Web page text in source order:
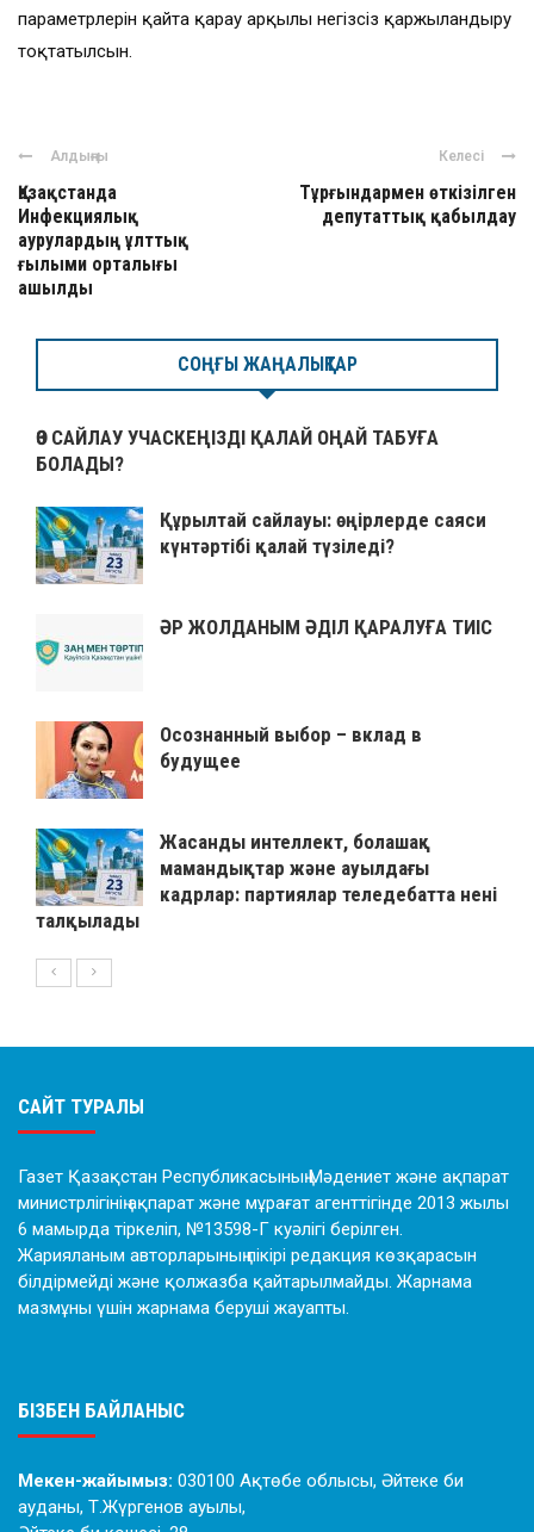
параметрлерін қайта қарау арқылы негізсіз қаржыландыру
тоқтатылсын.
Алдыңғы
Қазақстанда
Инфекциялық
аурулардың ұлттық
ғылыми орталығы
ашылды
Келесі
Тұрғындармен өткізілген
депутаттық қабылдау
СОҢҒЫ ЖАҢАЛЫҚТАР
ӨЗ САЙЛАУ УЧАСКЕҢІЗДІ ҚАЛАЙ ОҢАЙ ТАБУҒА
БОЛАДЫ?
Құрылтай сайлауы: өңірлерде саяси
күнтәртібі қалай түзіледі?
ӘР ЖОЛДАНЫМ ӘДІЛ ҚАРАЛУҒА ТИІС
Осознанный выбор – вклад в
будущее
Жасанды интеллект, болашақ
мамандықтар және ауылдағы
кадрлар: партиялар теледебатта нені
талқылады
САЙТ ТУРАЛЫ
Газет Қазақстан Республикасының Мәдениет және ақпарат
министрлігінің ақпарат және мұрағат агенттігінде 2013 жылы
6 мамырда тіркеліп, №13598-Г куәлігі берілген.
Жарияланым авторларының пікірі редакция көзқарасын
білдірмейді және қолжазба қайтарылмайды. Жарнама
мазмұны үшін жарнама беруші жауапты.
БІЗБЕН БАЙЛАНЫС
Мекен-жайымыз: 030100 Ақтөбе облысы, Әйтеке би
ауданы, Т.Жүргенов ауылы,